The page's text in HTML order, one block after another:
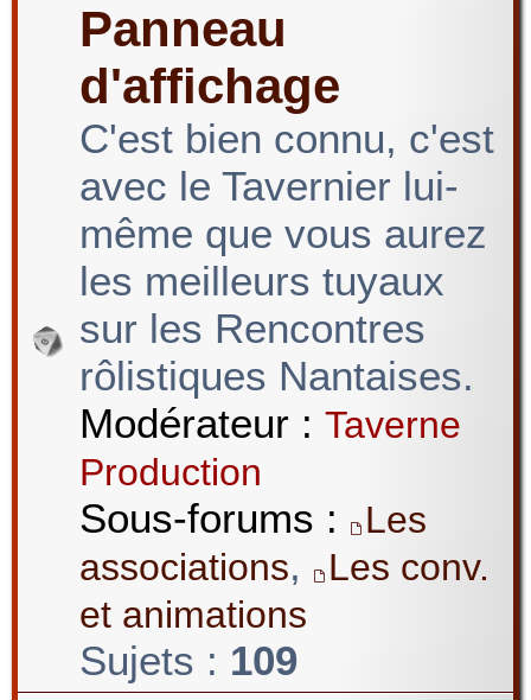
Panneau
d'affichage
C'est bien connu, c'est
avec le Tavernier lui-
même que vous aurez
les meilleurs tuyaux
sur les Rencontres
rôlistiques Nantaises.
Modérateur : Taverne
Production
Sous-forums :
Les
associations,
Les conv.
et animations
Sujets : 109